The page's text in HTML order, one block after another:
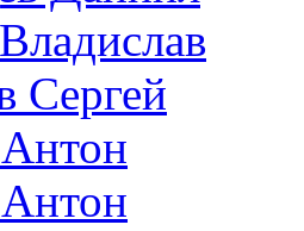
Сергей